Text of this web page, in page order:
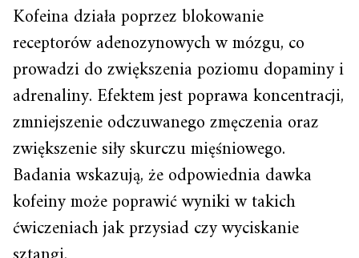
Kofeina działa poprzez blokowanie
receptorów adenozynowych w mózgu, co
prowadzi do zwiększenia poziomu dopaminy i
adrenaliny. Efektem jest poprawa koncentracji,
zmniejszenie odczuwanego zmęczenia oraz
zwiększenie siły skurczu mięśniowego.
Badania wskazują, że odpowiednia dawka
kofeiny może poprawić wyniki w takich
ćwiczeniach jak przysiad czy wyciskanie